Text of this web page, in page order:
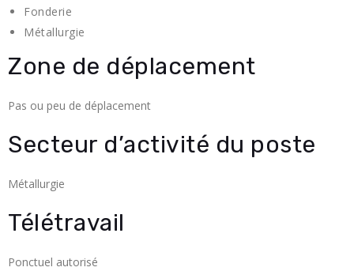
Fonderie
Métallurgie
Zone de déplacement
Pas ou peu de déplacement
Secteur d’activité du poste
Métallurgie
Télétravail
Ponctuel autorisé